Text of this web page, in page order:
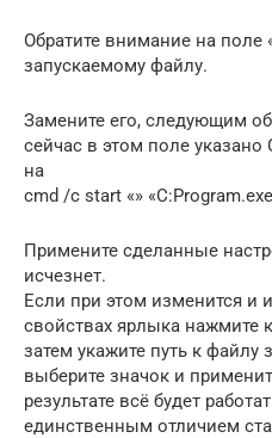
Обратите внимание на поле
запускаемому файлу.
Замените его, следующим
сейчас в этом поле указано
на
cmd /c start «»
Примените сделанные
исчезнет.
Если при этом изменится и
свойствах ярлыка нажмите
затем укажите путь к
выберите значок и
результате всё будет
единственным отличием